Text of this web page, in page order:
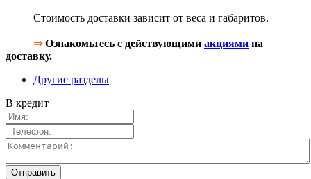
Стоимость доставки зависит от веса и габаритов.
⇒Ознакомьтесь с действующими акциями на
доставку.
Другие разделы
В кредит